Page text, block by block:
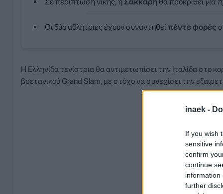
inaek -
If you wish
sensitive
confirm
continue
information
further
Οι δύο αθλήτριες έχουν συναντηθείπέντε φορές
Η Ελληνίδα τενίστρια θα αντιμετωπίσει την Ιταλίδα στο
βρετανικού Grand Slam, με στόχο να συνεχίσει την